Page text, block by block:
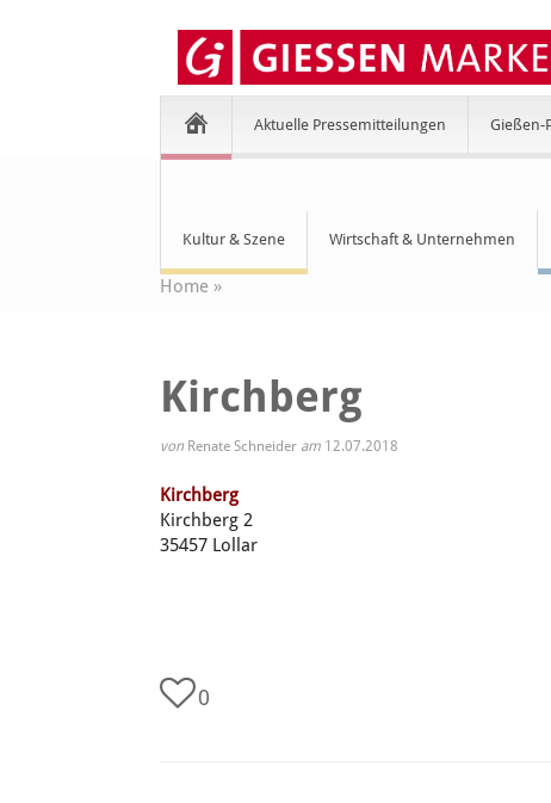
Aktuelle Pressemitteilungen Gießen-
Kultur & Szene Wirtschaft & Unternehmen
Home »
Kirchberg
von Renate Schneider am 12.07.2018
Kirchberg
Kirchberg 2
35457 Lollar
0